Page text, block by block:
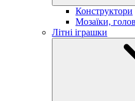
Конструктори
Мозаїки,
Літні іграшки